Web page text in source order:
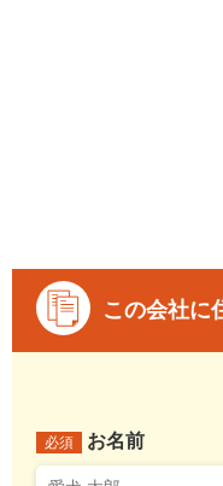
この会社に
必須 お名前